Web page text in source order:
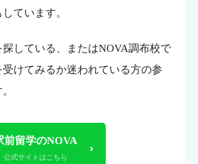
ています。
している、またはNOVA調布校で
けてみるか迷われている方の参
前留学のNOVA